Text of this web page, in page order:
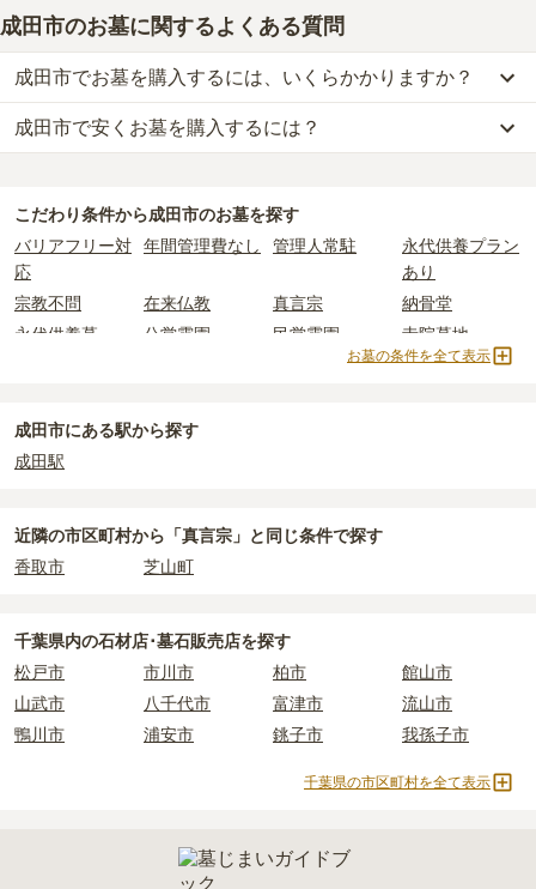
成田市のお墓に関するよくある質問
成田市でお墓を購入するには、いくらかかりますか？
成田市での購入費用の目安は、一般墓が約205万円、納骨堂が約45
万円、永代供養墓が約53万円です。
2つが主な費用となります。
の一般墓の永代使用料の平均は38万円 で、墓石代は 千葉県の
平均
です。いずれも区画の広さや墓石の大きさ・素材に
樹木葬・納骨堂・永代供養墓は、基本的に墓石代がかからず、永代
・開眼法要の費用
：お墓を新しく建てた際に行う儀式のための費
用。僧侶に渡すお布施がかかります。
・納骨式の費用
・年間管理費：お墓の管理費。契約後、毎年発生するケースがあり
積もりを取るまで確定しません。
現地見学では、担当者に「提示金額以外にかかる費用はないか」を
必ず確認することをおすすめします。
現地への見学が難しい場合は、資料請求でも各霊園の詳しい料金案
内を取り寄せることができます。
成田市で安くお墓を購入するには？
墓 で、 6万円からお求めいただけます。
する「合祀墓（ごうしぼ）」と呼ばれるタイプです。個別のお墓に
比べて省スペースで管理の手間がかからないため、費用が安く設定
されています。
価格の目安は、1名あたり5万円〜30万円程度です。
お墓を探すのがおすすめです。
こだわり条件から成田市のお墓を探す
バリアフリー対
応
年間管理費なし 管理人常駐
永代供養プラン
あり
宗教不問
在来仏教 真言宗
納骨堂
永代供養墓
公営霊園 民営霊園
寺院墓地
3人用区画あり
お墓の条件を全て表示
成田市にある駅から探す
成田駅
近隣の市区町村から 「真言宗」と 同じ条件で探す
香取市
芝山町
千葉県内の石材店･墓石販売店を探す
松戸市
市川市 柏市
館山市
山武市
八千代市 富津市
流山市
鴨川市
浦安市 銚子市 我孫子市
千葉県の市区町村を全て表示